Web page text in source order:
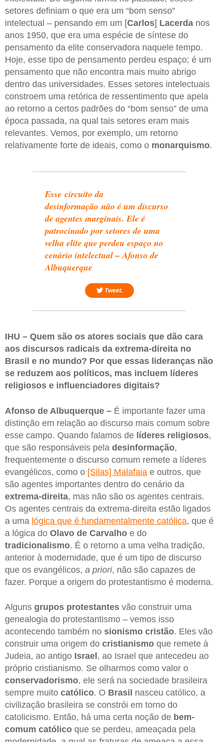
setores definiam o que era um “bom senso”
intelectual – pensando em um [Carlos] Lacerda nos
anos 1950, que era uma espécie de síntese do
pensamento da elite conservadora naquele tempo.
Hoje, esse tipo de pensamento perdeu espaço; é um
pensamento que não encontra mais muito abrigo
dentro das universidades. Esses setores intelectuais
constroem uma retórica de ressentimento que apela
ao retorno a certos padrões do “bom senso” de uma
época passada, na qual tais setores eram mais
relevantes. Vemos, por exemplo, um retorno
relativamente forte de ideais, como o monarquismo.
Esse circuito da
desinformação não é um discurso
de agentes marginais. Ele é
patrocinado por setores de uma
velha elite que perdeu espaço no
cenário intelectual – Afonso de
Albuquerque
Tweet.
IHU – Quem são os atores sociais que dão cara
aos discursos radicais da extrema-direita no
Brasil e no mundo? Por que essas lideranças não
se reduzem aos políticos, mas incluem líderes
religiosos e influenciadores digitais?
Afonso de Albuquerque – É importante fazer uma
distinção em relação ao discurso mais comum sobre
esse campo. Quando falamos de líderes religiosos,
que são responsáveis pela desinformação,
frequentemente o discurso comum remete a líderes
evangélicos, como o [Silas] Malafaia e outros, que
são agentes importantes dentro do cenário da
extrema-direita, mas não são os agentes centrais.
Os agentes centrais da extrema-direita estão ligados
a uma lógica que é fundamentalmente católica, que é
a lógica do Olavo de Carvalho e do
tradicionalismo. É o retorno a uma velha tradição,
anterior à modernidade, que é um tipo de discurso
que os evangélicos, a priori, não são capazes de
fazer. Porque a origem do protestantismo é moderna.
Alguns grupos protestantes vão construir uma
genealogia do protestantismo – vemos isso
acontecendo também no sionismo cristão. Eles vão
construir uma origem do cristianismo que remete à
Judeia, ao antigo Israel , ao Israel que antecedeu ao
próprio cristianismo. Se olharmos como valor o
conservadorismo, ele será na sociedade brasileira
sempre muito católico. O Brasil nasceu católico, a
civilização brasileira se constrói em torno do
catolicismo. Então, há uma certa noção de bem-
comum católico que se perdeu, ameaçada pela